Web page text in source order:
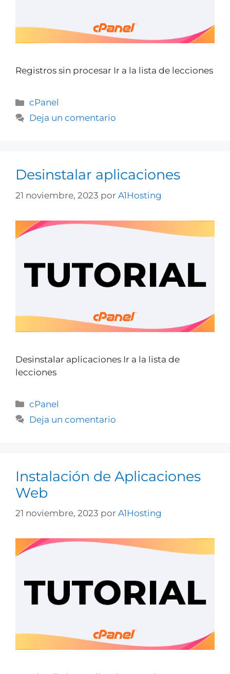
Registros sin procesar Ir a la lista de lecciones
cPanel
Deja un comentario
Desinstalar aplicaciones
21 noviembre, 2023 por A1Hosting
Desinstalar aplicaciones Ir a la lista de
lecciones
cPanel
Deja un comentario
Instalación de Aplicaciones
Web
21 noviembre, 2023 por A1Hosting